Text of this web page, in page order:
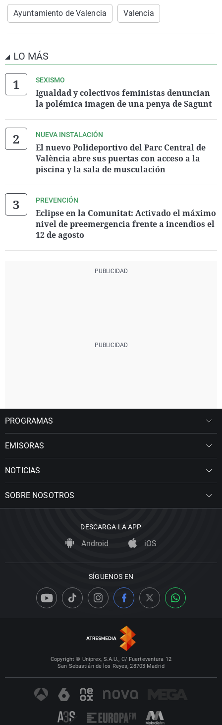
Ayuntamiento de Valencia Valencia
LO MÁS
SEXISMO
Igualdad y colectivos feministas denuncian
la polémica imagen de una penya de Sagunt
NUEVA INSTALACIÓN
El nuevo Polideportivo del Parc Central de
València abre sus puertas con acceso a la
piscina y la sala de musculación
PREVENCIÓN
Eclipse en la Comunitat: Activado el máximo
nivel de preemergencia frente a incendios el
12 de agosto
PROGRAMAS
EMISORAS
NOTICIAS
SOBRE NOSOTROS
DESCARGA LA APP
Android iOS
SÍGUENOS EN
Copyright © Uniprex, S.A.U., C/ Fuerteventura 12
San Sebastián de los Reyes, 28703 Madrid